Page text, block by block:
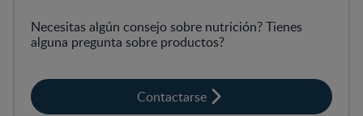
Necesitas algún consejo sobre nutrición? Tienes
alguna pregunta sobre productos?
Contactarse